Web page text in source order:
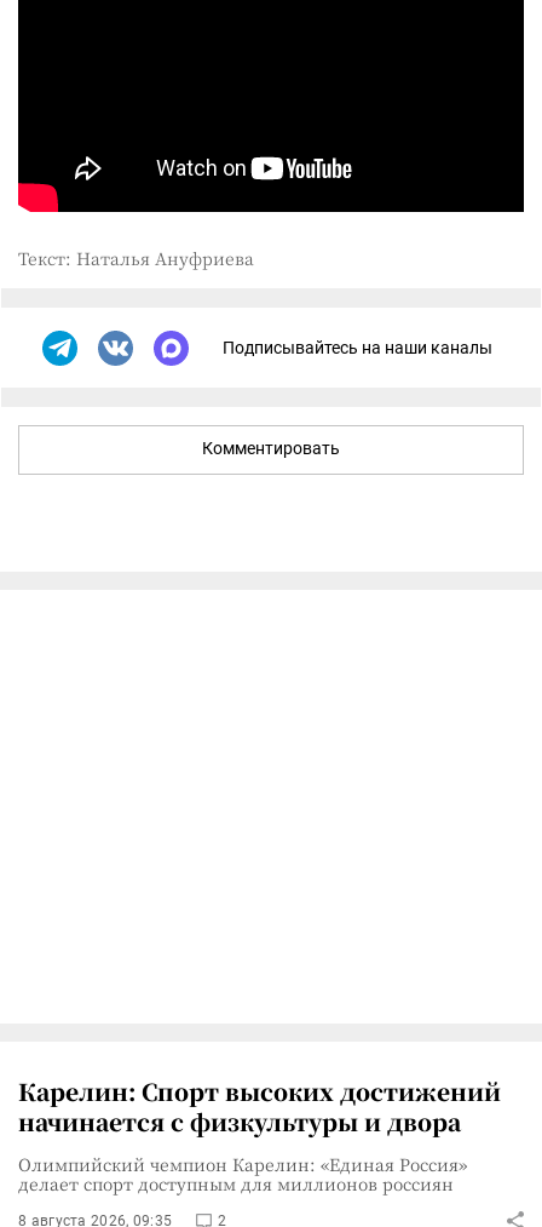
Текст: Наталья Ануфриева
Подписывайтесь на наши каналы
Комментировать
Карелин: Спорт высоких достижений
начинается с физкультуры и двора
Олимпийский чемпион Карелин: «Единая Россия»
делает спорт доступным для миллионов россиян
8 августа 2026, 09:35 2